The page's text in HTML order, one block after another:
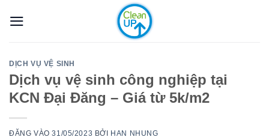
qua
DỊCH VỤ VỆ SINH
Dịch vụ vệ sinh công nghiệp tại
KCN Đại Đăng – Giá từ 5k/m2
ĐĂNG VÀO31/05/2023 BỞI HAN NHUNG